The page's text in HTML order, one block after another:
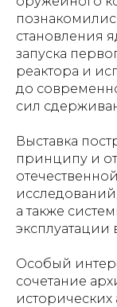
становления
запуска
реактора и
до
сил
Выставка
принципу и
а также
Особый
сочетание